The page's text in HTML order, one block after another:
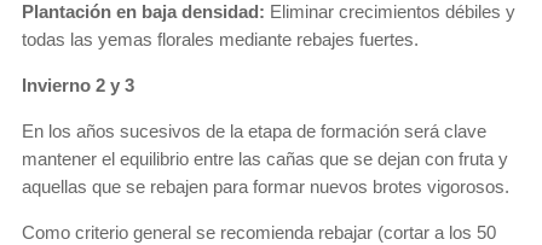
Plantación en baja densidad: Eliminar crecimientos débiles y
todas las yemas florales mediante rebajes fuertes.
Invierno 2 y 3
En los años sucesivos de la etapa de formación será clave
mantener el equilibrio entre las cañas que se dejan con fruta y
aquellas que se rebajen para formar nuevos brotes vigorosos.
Como criterio general se recomienda rebajar (cortar a los 50